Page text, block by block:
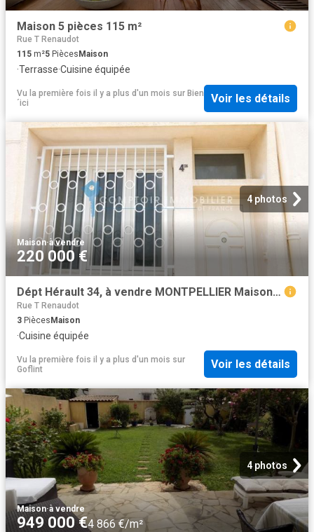
Maison 5 pièces 115 m²
Rue T Renaudot
115 m²5 Pièces Maison
·Terrasse·Cuisine équipée
Vu la première fois il y a plus d'un mois sur Bien
´ici
Voir les détails
4 photos
Maison·à vendre
220 000 €
Dépt Hérault 34, à vendre MONTPELLIER Maison de ville T3 d
Rue T Renaudot
3 Pièces Maison
·Cuisine équipée
Vu la première fois il y a plus d'un mois sur
Goflint
Voir les détails
4 photos
Maison·à vendre
949 000 €4 866 €/m²